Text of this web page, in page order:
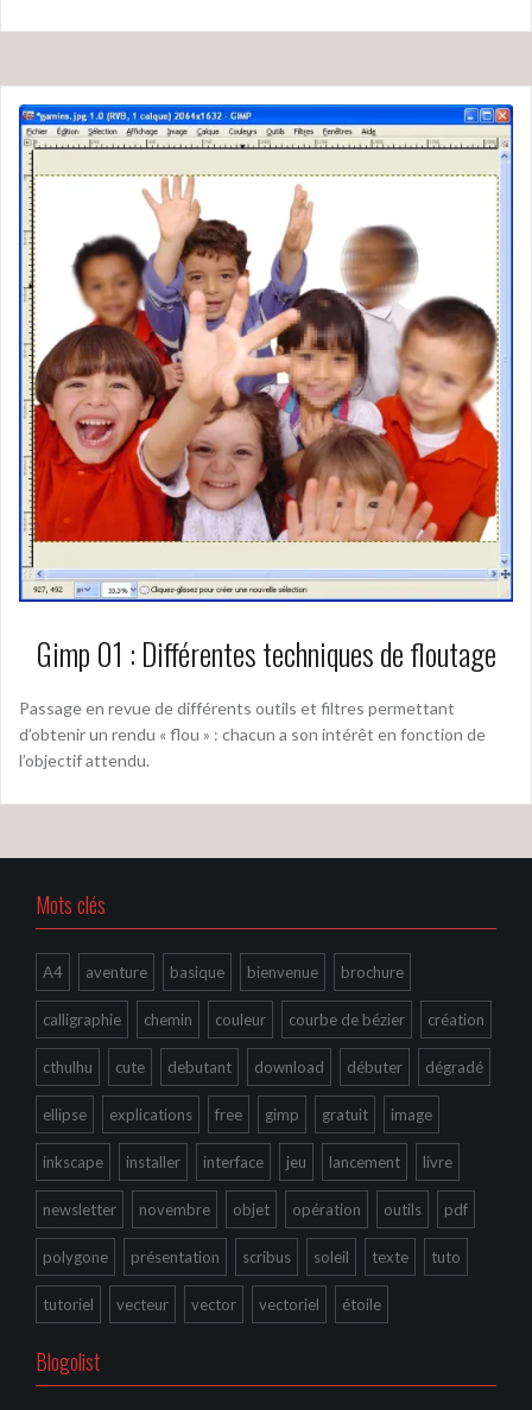
Gimp 01 : Différentes techniques de floutage
Passage en revue de différents outils et filtres permettant
d’obtenir un rendu « flou » : chacun a son intérêt en fonction de
l’objectif attendu.
Mots clés
A4 aventure basique bienvenue brochure
calligraphie chemin couleur courbe de bézier création
cthulhu cute debutant download débuter dégradé
ellipse explications free gimp gratuit image
inkscape installer interface jeu lancement livre
newsletter novembre objet opération outils pdf
polygone présentation scribus soleil texte tuto
tutoriel vecteur vector vectoriel étoile
Blogolist